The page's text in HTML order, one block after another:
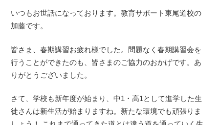
いつもお世話になっております。教育サポート東尾道校の
加藤です。
皆さま、春期講習お疲れ様でした。問題なく春期講習会を
行うことができたのも、皆さまのご協力のおかげです。あ
りがとうございました。
さて、学校も新年度が始まり、中1・高1として進学した生
徒さんは新生活が始まりますね。新たな環境でも頑張りま